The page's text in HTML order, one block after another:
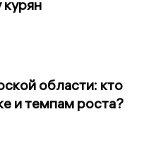
области: кто
и темпам роста?